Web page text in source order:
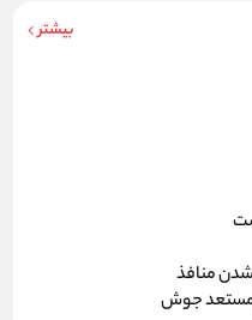
بیشتر
منافذ
مستعد جوش